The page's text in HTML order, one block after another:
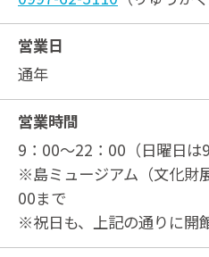
営業日
通年
営業時間
9：00～22：00（日曜日は
※島ミュージアム（文化財
00まで
※祝日も、上記の通りに開